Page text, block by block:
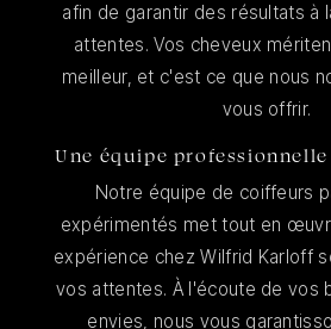
afin de garantir des résultats à
attentes. Vos cheveux
meilleur, et c'est ce que nous
vous offrir.
Une équipe
Notre équipe de coiffeurs
expérimentés met tout en
expérience chez Wilfrid Karloff
vos attentes. À l'écoute de vos
envies, nous vous